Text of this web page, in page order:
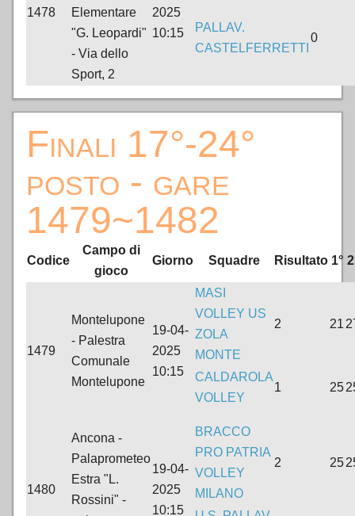
1478
Elementare
"G. Leopardi"
- Via dello
Sport, 2
2025
10:15
PALLAV.
CASTELFERRETTI
0
Finali 17°-24°
posto - gare
1479~1482
Codice
Campo di
gioco
Giorno Squadre Risultato 1°
1479
Montelupone
- Palestra
Comunale
Montelupone
19-04-
2025
10:15
MASI
VOLLEY US
ZOLA
MONTE
2 21
CALDAROLA
VOLLEY
1 25
1480
Ancona -
Palaprometeo
Estra "L.
Rossini" -
19-04-
2025
10:15
BRACCO
PRO PATRIA
VOLLEY
MILANO
2 25